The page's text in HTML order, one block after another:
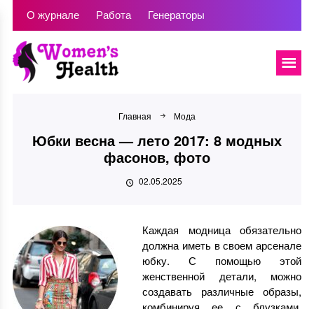
О журнале Работа Генераторы
Главная Мода
Юбки весна — лето 2017: 8 модных
фасонов, фото
02.05.2025
Каждая модница обязательно
должна иметь в своем арсенале
юбку. С помощью этой
женственной детали, можно
создавать различные образы,